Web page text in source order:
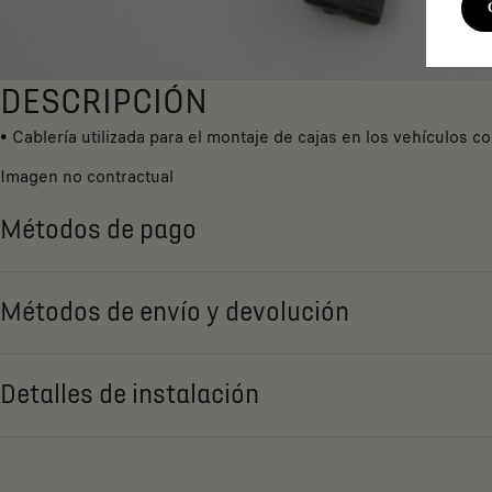
DESCRIPCIÓN
• Cablería utilizada para el montaje de cajas en los vehículos
Imagen no contractual
Métodos de pago
Métodos de envío y devolución
Detalles de instalación